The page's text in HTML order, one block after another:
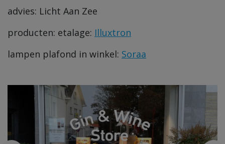
advies: Licht Aan Zee
producten: etalage: Illuxtron
lampen plafond in winkel: Soraa